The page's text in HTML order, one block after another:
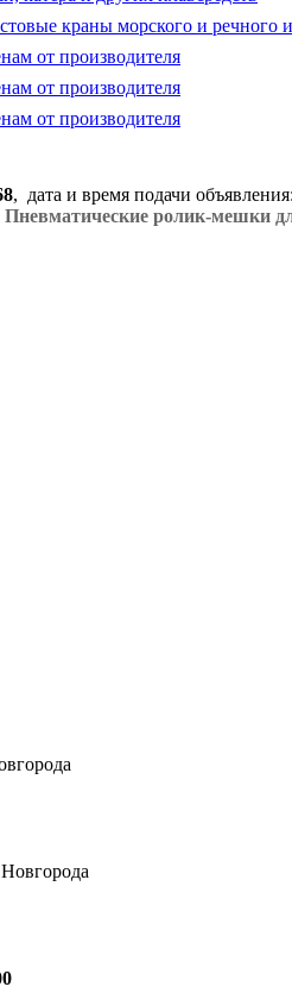
краны морского и речного
от производителя
от производителя
от производителя
, дата и время подачи объявления:
Пневматические ролик-мешки